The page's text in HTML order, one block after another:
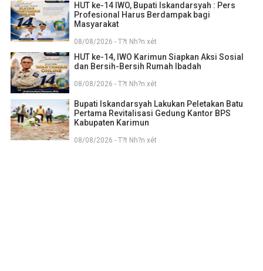
HUT ke-14 IWO, Bupati Iskandarsyah : Pers
Profesional Harus Berdampak bagi
Masyarakat
08/08/2026 - T?t Nh?n xét
HUT ke-14, IWO Karimun Siapkan Aksi Sosial
dan Bersih-Bersih Rumah Ibadah
08/08/2026 - T?t Nh?n xét
Bupati Iskandarsyah Lakukan Peletakan Batu
Pertama Revitalisasi Gedung Kantor BPS
Kabupaten Karimun
08/08/2026 - T?t Nh?n xét